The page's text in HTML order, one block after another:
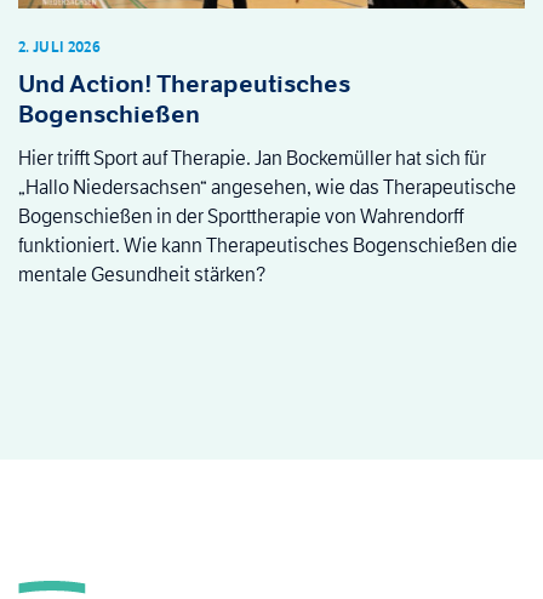
Und Action! Therapeutisches
Bogenschießen
2. JULI 2026
Hier trifft Sport auf Therapie. Jan Bockemüller hat sich für
„Hallo Niedersachsen“ angesehen, wie das Therapeutische
Bogenschießen in der Sporttherapie von Wahrendorff
funktioniert. Wie kann Therapeutisches Bogenschießen die
mentale Gesundheit stärken?